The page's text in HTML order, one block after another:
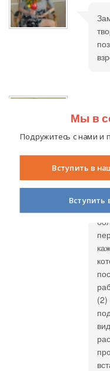
(2)
Мы в
Подружитесь с нами и
Вступить в
Вступить